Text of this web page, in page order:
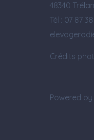
48340
Tél : 07 87
Crédits
Powered